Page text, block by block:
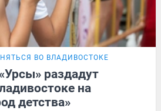
ВО ВЛАДИВОСТОКЕ
раздадут
на
детства»